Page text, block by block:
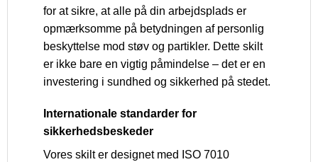
for at sikre, at alle på din arbejdsplads er
opmærksomme på betydningen af personlig
beskyttelse mod støv og partikler. Dette skilt
er ikke bare en vigtig påmindelse – det er en
investering i sundhed og sikkerhed på stedet.
Internationale standarder for
sikkerhedsbeskeder
Vores skilt er designet med ISO 7010